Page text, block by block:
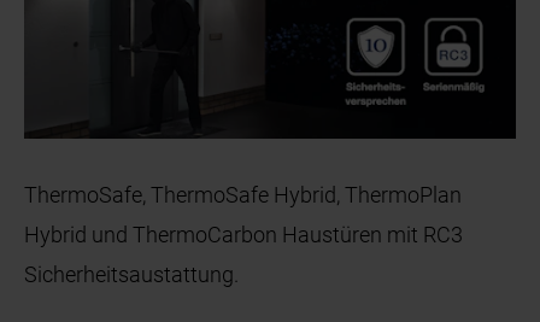
ThermoSafe, ThermoSafe Hybrid, ThermoPlan
Hybrid und ThermoCarbon Haustüren mit RC3
Sicherheitsaustattung.